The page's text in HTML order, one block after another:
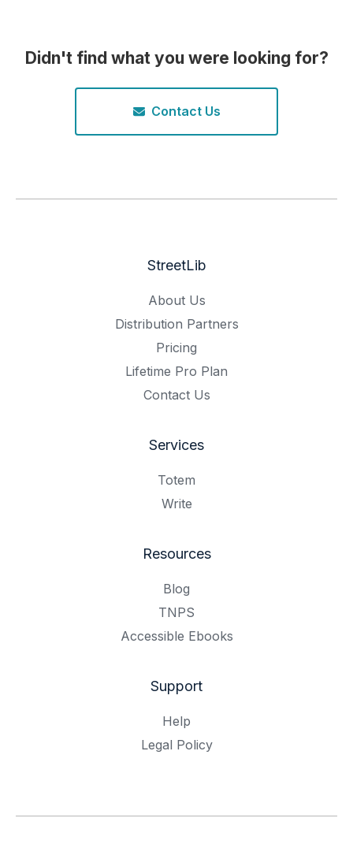
Didn't find what you were looking for?
Contact Us
StreetLib
About Us
Distribution Partners
Pricing
Lifetime Pro Plan
Contact Us
Services
Totem
Write
Resources
Blog
TNPS
Accessible Ebooks
Support
Help
Legal Policy